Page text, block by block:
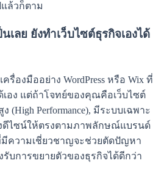
ล้วก็ตาม
เลย ยังทำเว็บไซต์ธุรกิจเองได้
รื่องมืออย่าง WordPress หรือ Wix ที่
เอง แต่ถ้าโจทย์ของคุณคือเว็บไซต์
(High Performance), มีระบบเฉพาะ
ดีไซน์ให้ตรงตามภาพลักษณ์แบรนด์
ความเชี่ยวชาญจะช่วยตัดปัญหา
บการขยายตัวของธุรกิจได้ดีกว่า